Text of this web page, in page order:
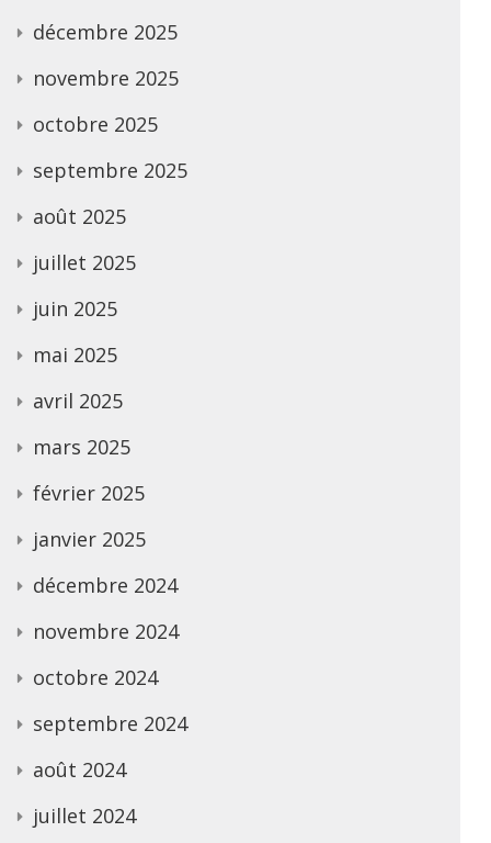
décembre 2025
novembre 2025
octobre 2025
septembre 2025
août 2025
juillet 2025
juin 2025
mai 2025
avril 2025
mars 2025
février 2025
janvier 2025
décembre 2024
novembre 2024
octobre 2024
septembre 2024
août 2024
juillet 2024